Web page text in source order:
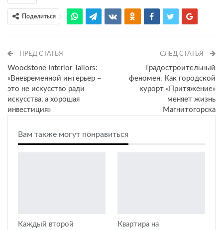
Поделиться
ПРЕД СТАТЬЯ
Woodstone Interior Tailors:
«Вневременной интерьер –
это не искусство ради
искусства, а хорошая
инвестиция»
СЛЕД СТАТЬЯ
Градостроительный
феномен. Как городской
курорт «Притяжение»
меняет жизнь
Магнитогорска
Вам также могут понравиться
Каждый второй
Квартира на